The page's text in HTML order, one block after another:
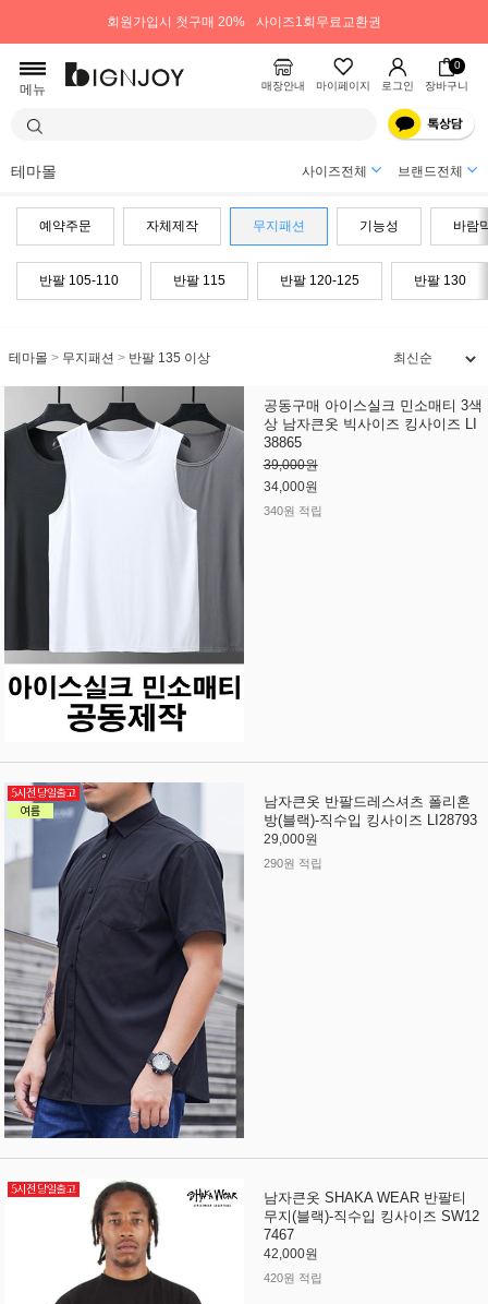
회원가입시 첫구매 20% 사이즈1회무료교환권
메뉴 매장안내 마이페이지 로그인
0
장바구니
테마몰 사이즈전체 브랜드전체
예약주문 자체제작 무지패션 기능성 바람
반팔 105-110 반팔 115 반팔 120-125 반팔 130
테마몰 > 무지패션 > 반팔 135 이상
공동구매 아이스실크 민소매티 3색
상 남자큰옷 빅사이즈 킹사이즈 LI
38865
39,000원
34,000원
340원 적립
남자큰옷 반팔드레스셔츠 폴리혼
방(블랙)-직수입 킹사이즈 LI28793
29,000원
290원 적립
남자큰옷 SHAKA WEAR 반팔티
무지(블랙)-직수입 킹사이즈 SW12
7467
42,000원
420원 적립